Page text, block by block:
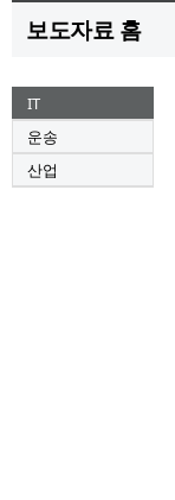
보도자료 홈
IT
운송
산업